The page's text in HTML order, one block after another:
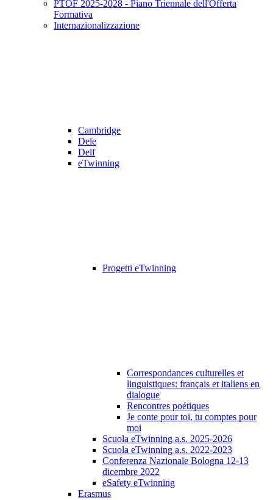
PTOF 2025-2028 - Piano Triennale dell'Offerta
Formativa
Internazionalizzazione
Cambridge
Dele
Delf
eTwinning
Progetti eTwinning
Correspondances culturelles et
linguistiques: français et italiens en
dialogue
Rencontres poétiques
Je conte pour toi, tu comptes pour
moi
Scuola eTwinning a.s. 2025-2026
Scuola eTwinning a.s. 2022-2023
Conferenza Nazionale Bologna 12-13
dicembre 2022
eSafety eTwinning
Erasmus